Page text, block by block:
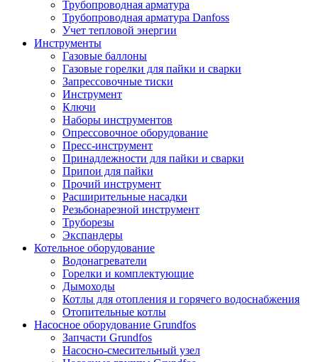
Трубопроводная арматура
Трубопроводная арматура Danfoss
Учет тепловой энергии
Инструменты
Газовые баллоны
Газовые горелки для пайки и сварки
Запрессовочные тиски
Инструмент
Ключи
Наборы инструментов
Опрессовочное оборудование
Пресс-инструмент
Принадлежности для пайки и сварки
Припои для пайки
Прочий инструмент
Расширительные насадки
Резьбонарезной инструмент
Труборезы
Экспандеры
Котельное оборудование
Водонагреватели
Горелки и комплектующие
Дымоходы
Котлы для отопления и горячего водоснабжения
Отопительные котлы
Насосное оборудование Grundfos
Запчасти Grundfos
Насосно-смесительный узел